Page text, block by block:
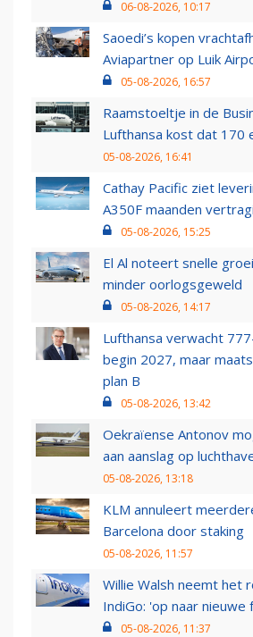
06-08-2026, 10:17
Saoedi’s kopen
Aviapartner op Luik
05-08-2026, 16:57
Raamstoeltje in de
Lufthansa kost dat 170
05-08-2026, 16:41
Cathay Pacific ziet
A350F maanden
05-08-2026, 15:25
El Al noteert snelle
minder oorlogsgeweld
05-08-2026, 14:17
Lufthansa verwacht
begin 2027, maar
plan B
05-08-2026, 13:42
Oekraïense Antonov
aan aanslag op
05-08-2026, 13:18
KLM annuleert
Barcelona door staking
05-08-2026, 11:57
Willie Walsh neemt het
IndiGo: 'op naar nieuwe
05-08-2026, 11:37